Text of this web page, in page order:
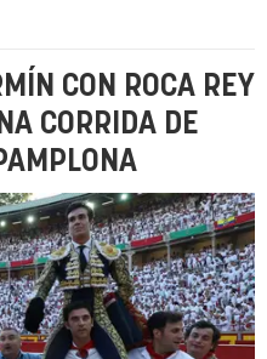
CON ROCA REY
CORRIDA DE